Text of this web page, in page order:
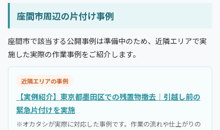
座間市周辺の片付け事例
座間市で該当する公開事例は準備中のため、近隣エリアで実
施した実際の作業事例をご紹介します。
近隣エリアの事例
【実例紹介】東京都墨田区での残置物撤去｜引越し前の
緊急片付けを実施
※オカタシが実際に対応した事例です。作業の流れや仕上がりの